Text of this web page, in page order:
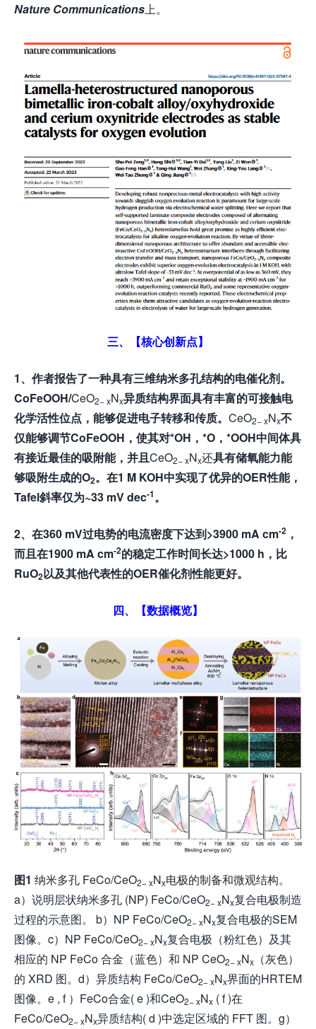
Nature Communications上。
三、【核心创新点】
1、作者报告了一种具有三维纳米多孔结构的电催化剂。
CoFeOOH/CeO2− xNx异质结构界面具有丰富的可接触电
化学活性位点，能够促进电子转移和传质。 CeO2− xNx不
仅能够调节CoFeOOH ，使其对*OH ， *O ， *OOH中间体具
有接近最佳的吸附能，并且CeO2− xNx还具有储氧能力能
够吸附生成的O2。在1 M KOH中实现了优异的OER性能，
Tafel斜率仅为~33 mV dec-1。
2、在360 mV过电势的电流密度下达到>3900 mA cm-2 ，
而且在1900 mA cm-2的稳定工作时间长达>1000 h ，比
RuO2以及其他代表性的OER催化剂性能更好。
四、【数据概览】
图1 纳米多孔 FeCo/CeO2− xNx电极的制备和微观结构。
a）说明层状纳米多孔 (NP) FeCo/CeO2− xNx复合电极制造
过程的示意图。 b）NP FeCo/CeO2− xNx复合电极的SEM
图像。c）NP FeCo/CeO2− xNx复合电极（粉红色）及其
相应的 NP FeCo 合金（蓝色）和 NP CeO2− xNx （灰色）
的 XRD 图。d）异质结构 FeCo/CeO2− xNx界面的HRTEM
图像。e , f ）FeCo合金( e )和CeO2− xNx ( f )在
FeCo/CeO2− xNx异质结构( d )中选定区域的 FFT 图。g）